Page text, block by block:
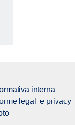
interna
legali e privacy